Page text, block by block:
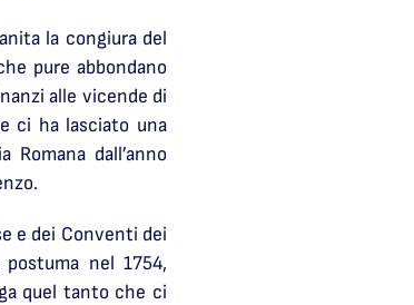
la congiura del
pure abbondano
alle vicende di
ci ha lasciato una
Romana dall’anno
e dei Conventi dei
nel 1754,
quel tanto che ci